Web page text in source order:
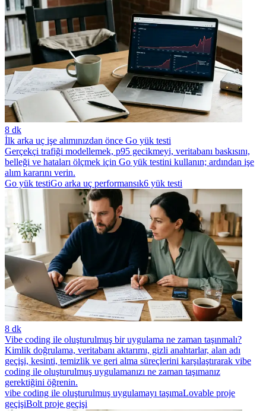
8 dk
İlk arka uç işe alımınızdan önce Go yük testi
Gerçekçi trafiği modellemek, p95 gecikmeyi, veritabanı baskısını,
belleği ve hataları ölçmek için Go yük testini kullanın; ardından işe
alım kararını verin.
Go yük testiGo arka uç performansık6 yük testi
8 dk
Vibe coding ile oluşturulmuş bir uygulama ne zaman taşınmalı?
Kimlik doğrulama, veritabanı aktarımı, gizli anahtarlar, alan adı
geçişi, kesinti, temizlik ve geri alma süreçlerini karşılaştırarak vibe
coding ile oluşturulmuş uygulamanızı ne zaman taşımanız
gerektiğini öğrenin.
vibe coding ile oluşturulmuş uygulamayı taşımaLovable proje
geçişiBolt proje geçişi